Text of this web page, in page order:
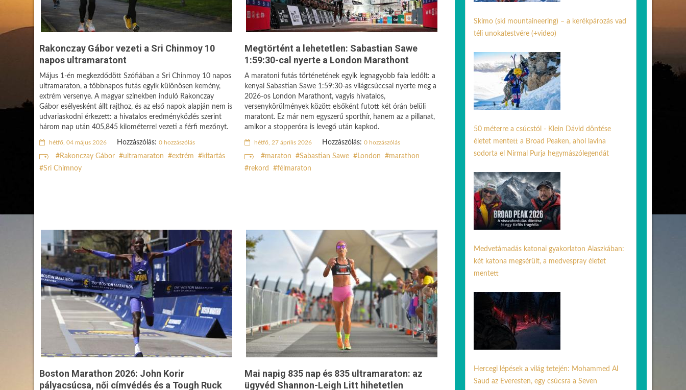
Rakonczay Gábor vezeti a Sri Chinmoy 10
napos ultramaratont
Május 1-én megkezdődött Szófiában a Sri Chinmoy 10 napos
ultramaraton, a többnapos futás egyik különösen kemény,
extrém versenye. A magyar színekben induló Rakonczay
Gábor esélyesként állt rajthoz, és az első napok alapján nem is
udvariaskodni érkezett: a hivatalos eredményközlés szerint
három nap után 405,845 kilométerrel vezeti a férfi mezőnyt.
hétfő, 04 május 2026 Hozzászólás: 0 hozzászólás
Rakonczay Gábor ultramaraton extrém
kitartás
Sri Chimnoy
Megtörtént a lehetetlen: Sabastian Sawe
1:59:30-cal nyerte a London Marathont
A maratoni futás történetének egyik legnagyobb fala ledőlt: a
kenyai Sabastian Sawe 1:59:30-as világcsúccsal nyerte meg a
2026-os London Marathont, vagyis hivatalos,
versenykörülmények között elsőként futott két órán belüli
maratont. Ez már nem egyszerű sporthír, hanem az a pillanat,
amikor a stopperóra is levegő után kapkod.
hétfő, 27 április 2026 Hozzászólás: 0 hozzászólás
maraton Sabastian Sawe London
marathon
rekord
félmaraton
Boston Marathon 2026: John Korir
pályacsúcsa, női címvédés és a Tough Ruck
Mai napig 835 nap és 835 ultramaraton: az
ügyvéd Shannon-Leigh Litt hihetetlen
Skimo (ski mountaineering) – a kerékpározás vad
téli unokatestvére (+video)
50 méterre a csúcstól - Klein Dávid döntése
életet mentett a Broad Peaken, ahol lavina
sodorta el Nirmal Purja hegymászólegendát
Medvetámadás katonai gyakorlaton Alaszkában:
két katona megsérült, a medvespray életet
mentett
Hercegi lépések a világ tetején: Mohammed Al
Saud az Everesten, egy csúcsra a Seven